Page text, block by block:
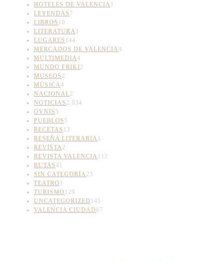
HOTELES DE VALENCIA1
LEYENDAS 7
LIBROS 10
LITERATURA1
LUGARES 144
MERCADOS DE VALENCIA9
MULTIMEDIA4
MUNDO FRIKI2
MUSEOS 2
MÚSICA4
NACIONAL2
NOTICIAS 2.034
OVNIS 5
PUEBLOS 5
RECETAS 13
RESEÑA LITERARIA1
REVISTA2
REVISTA VALENCIA112
RUTAS41
SIN CATEGORÍA23
TEATRO 1
TURISMO 129
UNCATEGORIZED 145
VALENCIA CIUDAD67